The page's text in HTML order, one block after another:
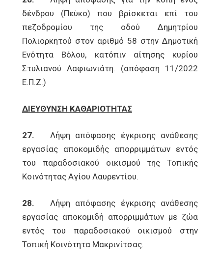
δένδρου (Πεύκο) που βρίσκεται επί του
πεζοδρομίου της οδού Δημητρίου
Πολιορκητού στον αριθμό 58 στην Δημοτική
Ενότητα Βόλου, κατόπιν αίτησης κυρίου
Στυλιανού Λαφιωνιάτη. (απόφαση 11/2022
Ε.Π.Ζ.)
ΔΙΕΥΘΥΝΣΗ ΚΑΘΑΡΙΟΤΗΤΑΣ
27.
Λήψη απόφασης έγκρισης ανάθεσης
εργασίας αποκομιδής απορριμμάτων εντός
του παραδοσιακού οικισμού της Τοπικής
Κοινότητας Αγίου Λαυρεντίου.
28. Λήψη απόφασης έγκρισης ανάθεσης
εργασίας αποκομιδή απορριμμάτων με ζώα
εντός του παραδοσιακού οικισμού στην
Τοπική Κοινότητα Μακρινίτσας.